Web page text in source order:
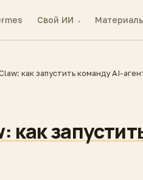
Свой ИИ ▾
как запустить команду AI-